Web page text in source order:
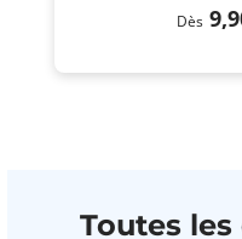
Dès
Toutes